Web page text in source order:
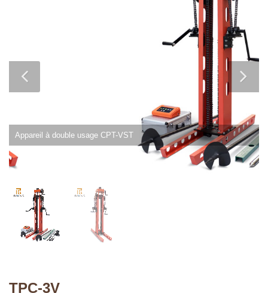
Appareil à double usage CPT-VST
TPC-3V